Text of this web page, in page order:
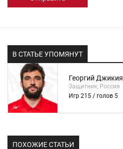
В СТАТЬЕ УПОМЯНУТ
Георгий Джикия
Защитник, Россия
Игр 215 / голов 5
ПОХОЖИЕ СТАТЬИ